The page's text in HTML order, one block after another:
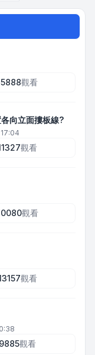
觀看
各向立面摟板線?
觀看
觀看
觀看
9885觀看